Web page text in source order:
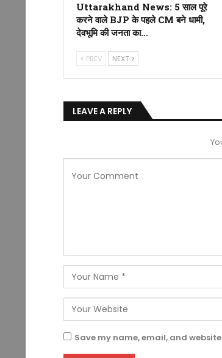
Uttarakhand News: 5 साल पूरे
करने वाले BJP के पहले CM बने धामी,
देवभूमि की जनता का…
PREV NEXT
LEAVE A REPLY
Save my name, email, and